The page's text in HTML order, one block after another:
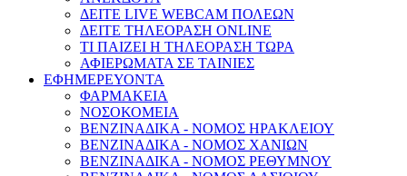
ΔΕΙΤΕ LIVE WEBCAM ΠΟΛΕΩΝ
ΔΕΙΤΕ ΤΗΛΕΟΡΑΣΗ ONLINE
ΤΙ ΠΑΙΖΕΙ Η ΤΗΛΕΟΡΑΣΗ ΤΩΡΑ
ΑΦΙΕΡΩΜΑΤΑ ΣΕ ΤΑΙΝΙΕΣ
ΕΦΗΜΕΡΕΥΟΝΤΑ
ΦΑΡΜΑΚΕΙΑ
ΝΟΣΟΚΟΜΕΙΑ
ΒΕΝΖΙΝΑΔΙΚΑ - ΝΟΜΟΣ ΗΡΑΚΛΕΙΟΥ
ΒΕΝΖΙΝΑΔΙΚΑ - ΝΟΜΟΣ ΧΑΝΙΩΝ
ΒΕΝΖΙΝΑΔΙΚΑ - ΝΟΜΟΣ ΡΕΘΥΜΝΟΥ